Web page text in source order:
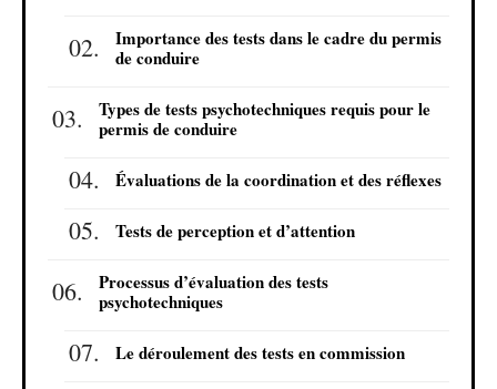
Importance des tests dans le cadre du permis
de conduire
Types de tests psychotechniques requis pour le
permis de conduire
Évaluations de la coordination et des réflexes
Tests de perception et d’attention
Processus d’évaluation des tests
psychotechniques
Le déroulement des tests en commission